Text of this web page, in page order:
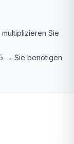
Sie
→ Sie benötigen